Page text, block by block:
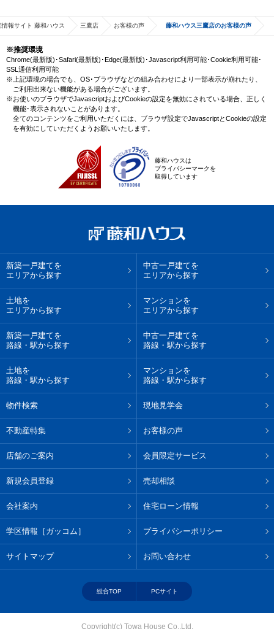
報サイト 藤和ハウス 三鷹店 お客様の声 藤和ハウス三鷹店のお客様の声
※推奨環境
Chrome(最新版)･Safari(最新版)･Edge(最新版)･Javascript利用可能･Cookie利用可能･
SSL通信利用可能
※上記環境の場合でも、OS･ブラウザなどの組み合わせにより一部表示が崩れたり、
ご利用出来ない機能がある場合がございます。
※お使いのブラウザでJavascriptおよびCookieの設定を無効にされている場合、正しく
機能･表示されないことがあります。
全てのコンテンツをご利用いただくには、ブラウザ設定でJavascriptとCookieの設定
を有効にしていただくようお願いいたします。
藤和ハウスは
プライバシーマークを
取得しています
新築一戸建てを
エリアから探す
中古一戸建てを
エリアから探す
土地を
エリアから探す
マンションを
エリアから探す
新築一戸建てを
路線・駅から探す
中古一戸建てを
路線・駅から探す
土地を
路線・駅から探す
マンションを
路線・駅から探す
物件検索 現地見学会
不動産特集 お客様の声
店舗のご案内 会員限定サービス
新規会員登録 売却相談
会社案内 住宅ローン情報
学区情報［ガッコム］ プライバシーポリシー
サイトマップ お問い合わせ
総合TOP PCサイト
Copyright(c) Towa House Co.,Ltd.